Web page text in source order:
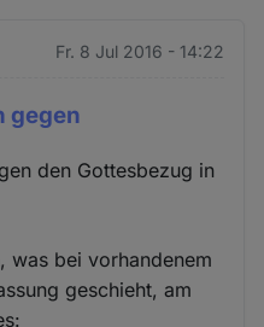
Fr. 8 Jul 2016 - 14:22
gegen
den Gottesbezug in
was bei vorhandenem
geschieht, am